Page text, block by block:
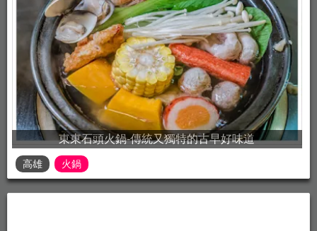
東東石頭火鍋-傳統又獨特的古早好味道
高雄 火鍋